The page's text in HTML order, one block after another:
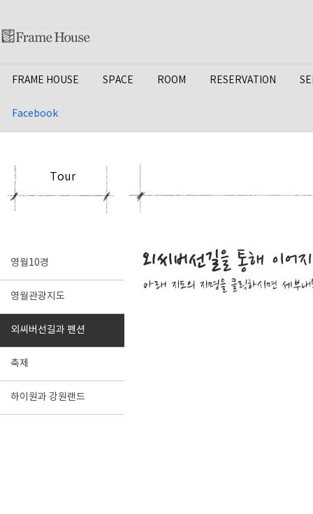
FRAME HOUSE SPACE ROOM RESERVATION
Facebook
Tour
영월10경
영월관광지도
외씨버선길과 펜션
축제
하이원과 강원랜드